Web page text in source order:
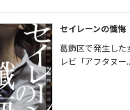
セイレーンの懺悔
葛飾区で発生した
レビ「アフタヌー